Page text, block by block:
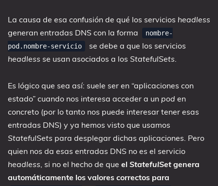
La causa de esa confusión de qué los servicios headless
generan entradas DNS con la forma
nombre-
pod.nombre-servicio
se debe a que los servicios
headless se usan asociados a los StatefulSets.
Es lógico que sea así: suele ser en “aplicaciones con
estado” cuando nos interesa acceder a un pod en
concreto (por lo tanto nos puede interesar tener esas
entradas DNS) y ya hemos visto que usamos
StatefulSets para desplegar dichas aplicaciones. Pero
quien nos da esas entradas DNS no es el servicio
headless, si no el hecho de que el StatefulSet genera
automáticamente los valores correctos para